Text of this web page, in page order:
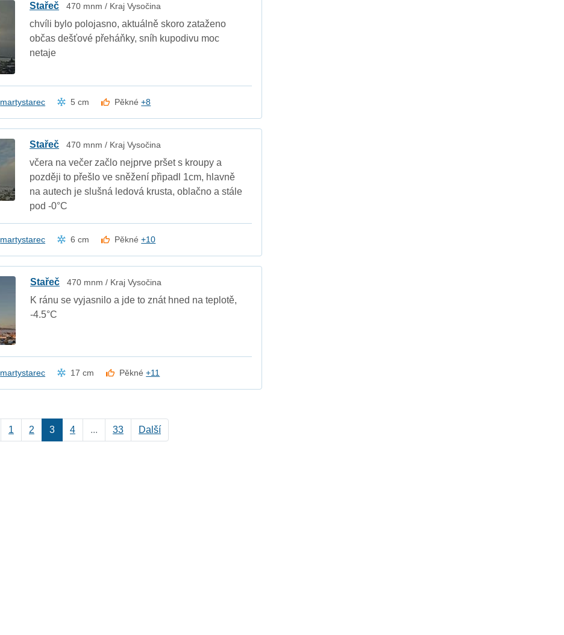
Stařeč 470 mnm / Kraj Vysočina
chvíli bylo polojasno, aktuálně skoro zataženo
občas dešťové přeháňky, sníh kupodivu moc
netaje
martystarec 5 cm Pěkné+8
Stařeč 470 mnm / Kraj Vysočina
včera na večer začlo nejprve pršet s kroupy a
později to přešlo ve sněžení připadl 1cm, hlavně
na autech je slušná ledová krusta, oblačno a stále
pod -0°C
martystarec 6 cm Pěkné+10
Stařeč 470 mnm / Kraj Vysočina
K ránu se vyjasnilo a jde to znát hned na teplotě,
-4.5°C
martystarec 17 cm Pěkné+11
1 2 3 4 ... 33 Další